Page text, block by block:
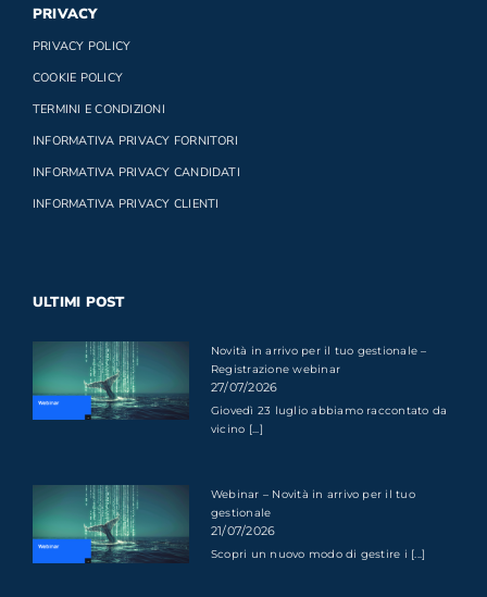
PRIVACY
PRIVACY POLICY
COOKIE POLICY
TERMINI E CONDIZIONI
INFORMATIVA PRIVACY FORNITORI
INFORMATIVA PRIVACY CANDIDATI
INFORMATIVA PRIVACY CLIENTI
ULTIMI POST
Novità in arrivo per il tuo gestionale –
Registrazione webinar
27/07/2026
Giovedì 23 luglio abbiamo raccontato da
vicino [...]
Webinar – Novità in arrivo per il tuo
gestionale
21/07/2026
Scopri un nuovo modo di gestire i [...]